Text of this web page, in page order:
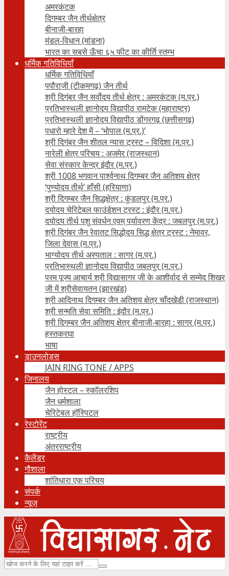
अमरकंटक
दिगम्बर जैन तीर्थक्षेत्र
बीनाजी-बारहा
मंडल-विधान (मांडना)
भारत का सबसे ऊँचा ६५ फीट का कीर्ति स्तम्भ
धर्मिक गतिविधियाँ
धर्मिक गतिविधियाँ
पपौराजी (टीकमगढ़) जैन तीर्थ
श्री दिगंबर जैन सर्वोदय तीर्थ क्षेत्र : अमरकंटक (म.प्र.)
प्रतिभास्थली ज्ञानोदय विद्यापीठ रामटेक (महाराष्ट्र)
प्रतिभास्थली ज्ञानोदय विद्यापीठ डोंगरगढ़ (छत्तीसगढ़)
पधारो म्हारे देश में – ‘भोपाल (म.प्र.)’
श्री दिगंबर जैन शीतल न्यास ट्रस्ट – विदिशा (म.प्र.)
नारेली क्षेत्र परिचय : अजमेर (राजस्थान)
सेवा संस्कार केन्द्र इंदौर (म.प्र.)
श्री 1008 भगवान पार्श्वनाथ दिगम्बर जैन अतिशय क्षे‍त्र
‘पुण्योदय तीर्थ’ हाँसी (हरियाणा)
श्री दिगम्बर जैन सिद्धक्षेत्र : कुंडलपुर (म.प्र.)
दयोदय चेरिटेबल फाउंडेशन ट्रस्ट : इंदौर (म.प्र.)
दयोदय तीर्थ पशु संवर्धन एवम्‌ पर्यावरण केंद्र : जबलपुर (म.प्र.)
श्री दिगंबर जैन रेवातट सिद्धोदय सिद्ध क्षेत्र ट्रस्ट : नेमावर,
जिला देवास (म.प्र.)
भाग्योदय तीर्थ अस्पताल : सागर (म.प्र.)
प्रतिभास्थली ज्ञानोदय विद्यापीठ जबलपुर (म.प्र.)
परम पूज्य आचार्य श्री विद्यासागर जी के आशीर्वाद से सम्मेद शिखर
जी में श्रीसेवायतन (झारखंड)
श्री आदिनाथ दिगम्बर जैन अतिशय क्षेत्र चाँदखेडी (राजस्थान)
श्री सन्मति सेवा समिति : इंदौर (म.प्र.)
श्री दिगम्बर जैन अतिशय क्षेत्र बीनाजी-बारहा : सागर (म.प्र.)
हस्तकरघा
भाषा
डाउनलोड्स
JAIN RING TONE / APPS
जिनालय
जैन होस्टल – स्कॉलरशिप
जैन धर्मशाला
चेरिटेबल हॉस्पिटल
रेस्टोरेंट
राष्ट्रीय
अंतरराष्ट्रीय
कैलेंडर
गौशाला
शांतिधारा एक परिचय
संपर्क
न्यूज़